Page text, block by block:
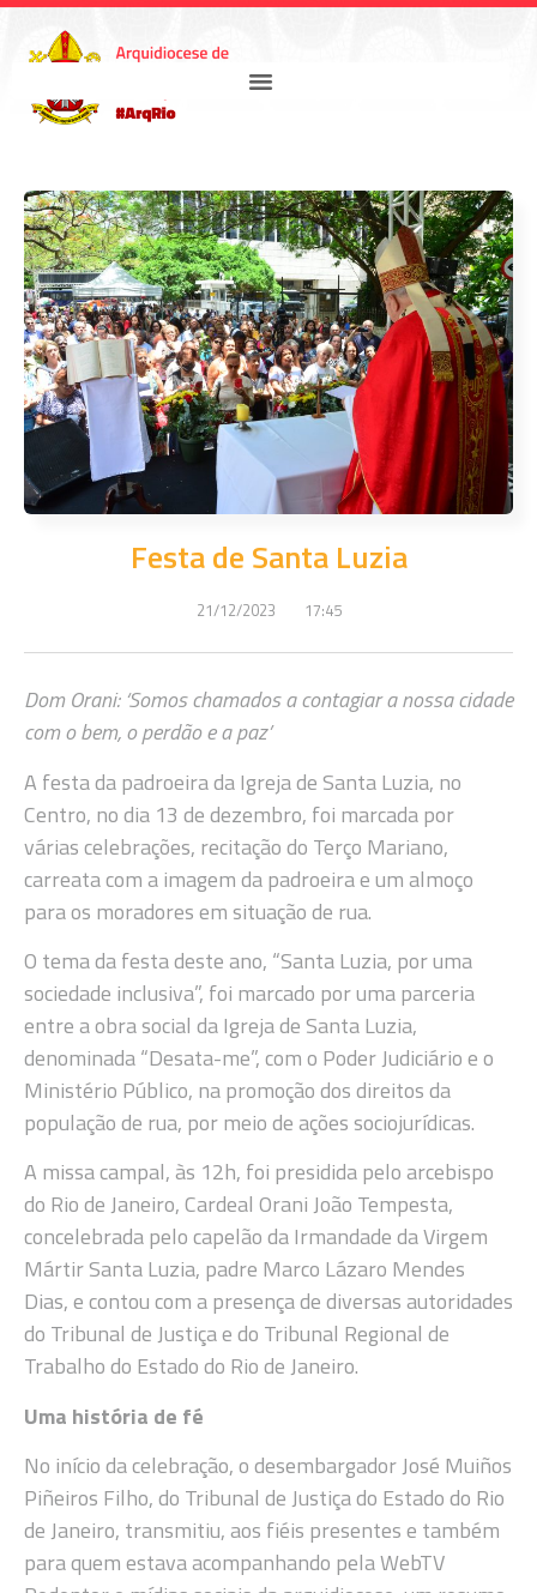
Festa de Santa Luzia
21/12/2023 17:45
Dom Orani: ‘Somos chamados a contagiar a nossa cidade
com o bem, o perdão e a paz’
A festa da padroeira da Igreja de Santa Luzia, no
Centro, no dia 13 de dezembro, foi marcada por
várias celebrações, recitação do Terço Mariano,
carreata com a imagem da padroeira e um almoço
para os moradores em situação de rua.
O tema da festa deste ano, “Santa Luzia, por uma
sociedade inclusiva”, foi marcado por uma parceria
entre a obra social da Igreja de Santa Luzia,
denominada “Desata-me”, com o Poder Judiciário e o
Ministério Público, na promoção dos direitos da
população de rua, por meio de ações sociojurídicas.
A missa campal, às 12h, foi presidida pelo arcebispo
do Rio de Janeiro, Cardeal Orani João Tempesta,
concelebrada pelo capelão da Irmandade da Virgem
Mártir Santa Luzia, padre Marco Lázaro Mendes
Dias, e contou com a presença de diversas autoridades
do Tribunal de Justiça e do Tribunal Regional de
Trabalho do Estado do Rio de Janeiro.
Uma história de fé
No início da celebração, o desembargador José Muiños
Piñeiros Filho, do Tribunal de Justiça do Estado do Rio
de Janeiro, transmitiu, aos fiéis presentes e também
para quem estava acompanhando pela WebTV